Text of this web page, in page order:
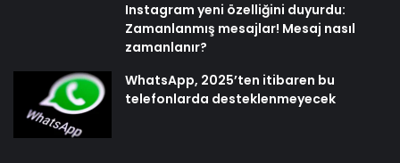
Instagram yeni özelliğini duyurdu:
Zamanlanmış mesajlar! Mesaj nasıl
zamanlanır?
WhatsApp, 2025’ten itibaren bu
telefonlarda desteklenmeyecek